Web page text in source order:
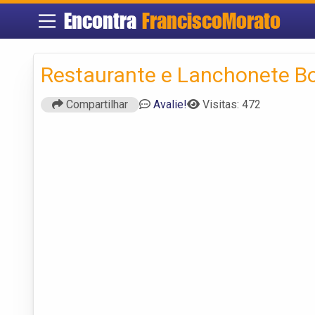
Encontra FranciscoMorato
Restaurante e Lanchonete
Compartilhar Avalie! Visitas: 472